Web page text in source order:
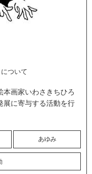
について
画家いわさきちひろ
展に寄与する活動を行
あゆみ